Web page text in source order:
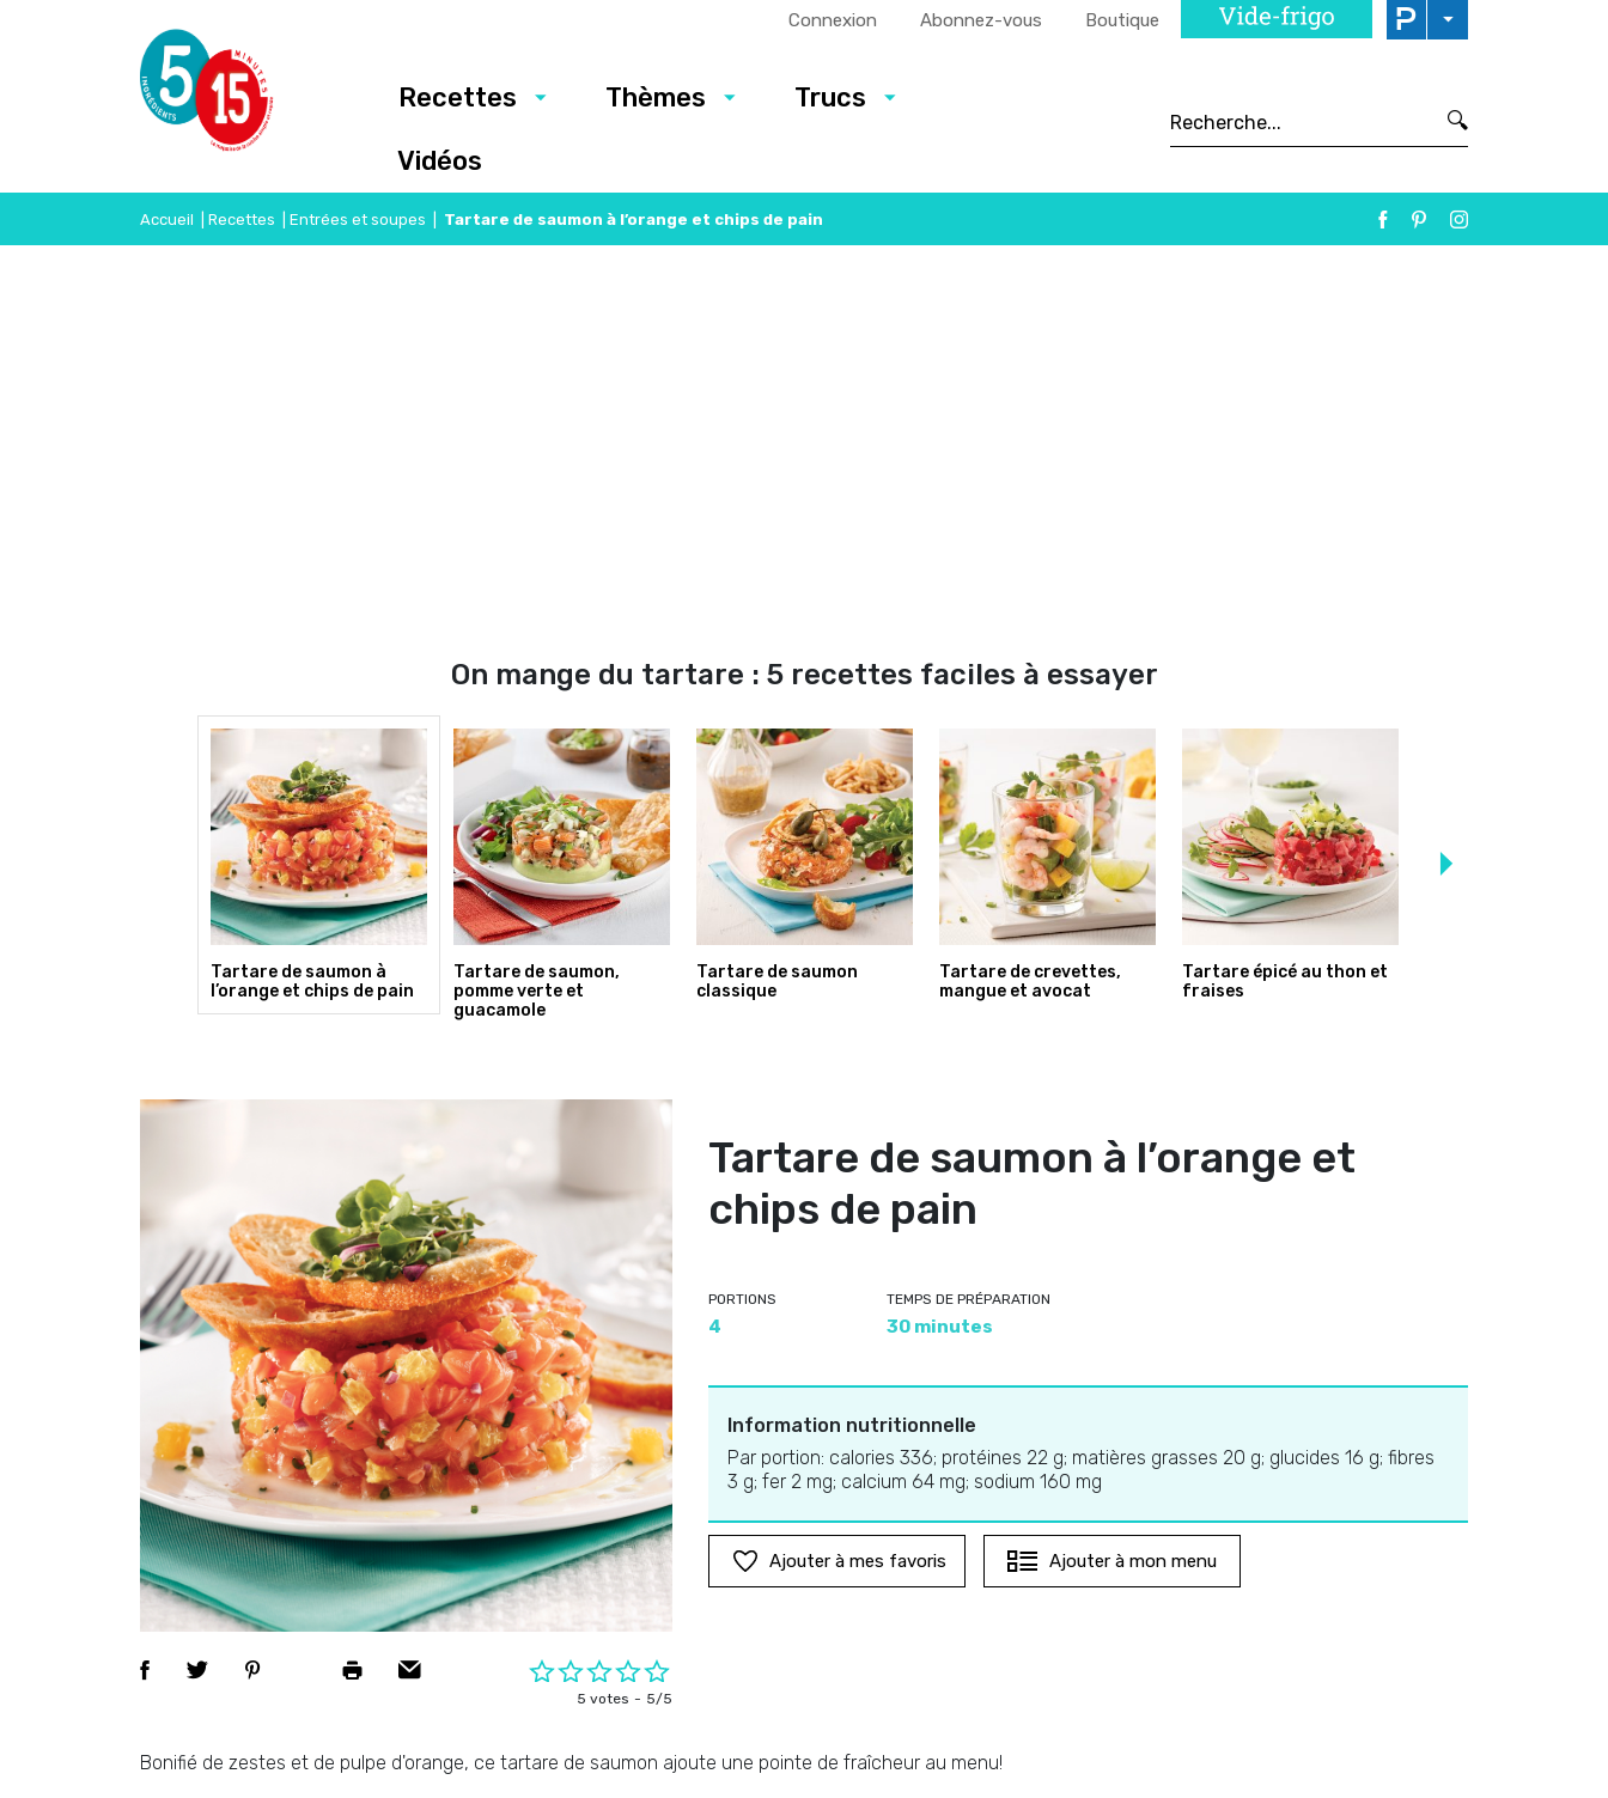
Connexion Abonnez-vous Boutique
Recettes Thèmes
Trucs
Vidéos
🔍
Accueil Recettes Entrées et soupes Tartare de saumon à l’orange et chips de pain
On mange du tartare : 5 recettes faciles à essayer
Tartare de saumon à
l’orange et chips de pain
Tartare de saumon,
pomme verte et
guacamole
Tartare de saumon
classique
Tartare de crevettes,
mangue et avocat
Tartare épicé au thon et
fraises
5 votes 5/5
Tartare de saumon à l’orange et
chips de pain
PORTIONS
4
TEMPS DE PRÉPARATION
30 minutes
Information nutritionnelle
Par portion: calories 336; protéines 22 g; matières grasses 20 g; glucides 16 g; fibres
3 g; fer 2 mg; calcium 64 mg; sodium 160 mg
Ajouter à mes favoris Ajouter à mon menu
Bonifié de zestes et de pulpe d'orange, ce tartare de saumon ajoute une pointe de fraîcheur au menu!